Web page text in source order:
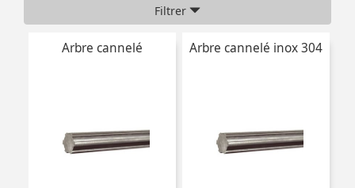
Filtrer
Arbre cannelé Arbre cannelé inox 304